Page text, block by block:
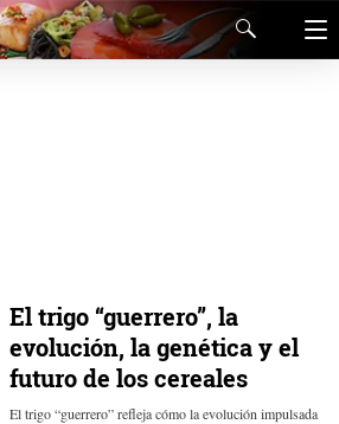
El trigo “guerrero”, la
evolución, la genética y el
futuro de los cereales
El trigo “guerrero” refleja cómo la evolución impulsada